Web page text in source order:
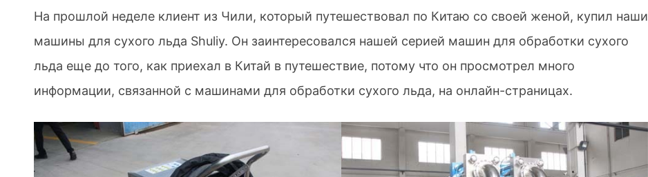
На прошлой неделе клиент из Чили, который путешествовал по Китаю со своей женой, купил наши
машины для сухого льда Shuliy. Он заинтересовался нашей серией машин для обработки сухого
льда еще до того, как приехал в Китай в путешествие, потому что он просмотрел много
информации, связанной с машинами для обработки сухого льда, на онлайн-страницах.